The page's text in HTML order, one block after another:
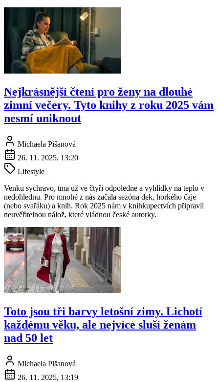
Nejkrásnější čtení pro ženy na dlouhé
zimní večery. Tyto knihy z roku 2025 vám
nesmí uniknout
Michaela Pišanová
26. 11. 2025, 13:20
Lifestyle
Venku sychravo, tma už ve čtyři odpoledne a vyhlídky na teplo v
nedohlednu. Pro mnohé z nás začala sezóna dek, horkého čaje
(nebo svařáku) a knih. Rok 2025 nám v knihkupectvích připravil
neuvěřitelnou nálož, které vládnou české autorky.
Toto jsou tři barvy letošní zimy. Lichotí
každému věku, ale nejvíce sluší ženám
nad 50 let
Michaela Pišanová
26. 11. 2025, 13:19